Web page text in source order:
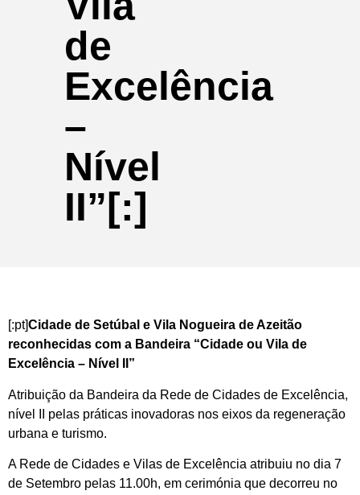
de
Excelência
–
Nível
II”[:]
[:pt]Cidade de Setúbal e Vila Nogueira de Azeitão
reconhecidas com a Bandeira “Cidade ou Vila de
Excelência – Nível II”
Atribuição da Bandeira da Rede de Cidades de Excelência,
nível II pelas práticas inovadoras nos eixos da regeneração
urbana e turismo.
A Rede de Cidades e Vilas de Excelência atribuiu no dia 7
de Setembro pelas 11.00h, em cerimónia que decorreu no